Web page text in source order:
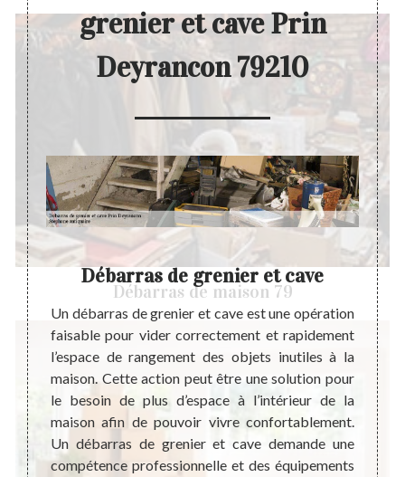
Débarras de maison 79
grenier et cave Prin
Deyrancon 79210
le
à
Débarras de grenier et cave
Un débarras de grenier et cave est une opération
faisable pour vider correctement et rapidement
l’espace de rangement des objets inutiles à la
maison. Cette action peut être une solution pour
le besoin de plus d’espace à l’intérieur de la
maison afin de pouvoir vivre confortablement.
Un débarras de grenier et cave demande une
compétence professionnelle et des équipements
Un
est
être